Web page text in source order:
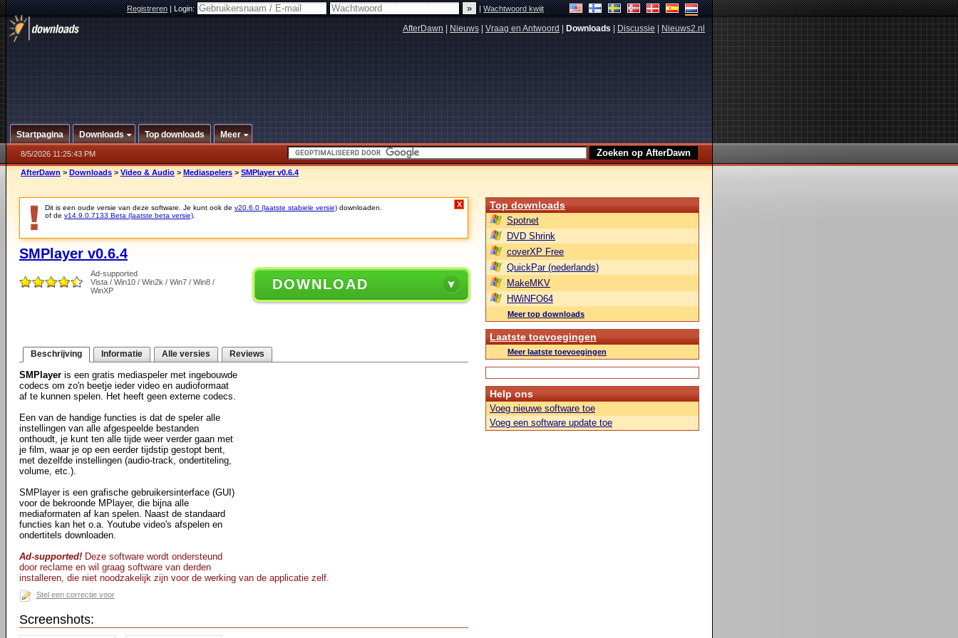
Registreren|Login: |Wachtwoord kwijt
AfterDawn Nieuws Vraag en Antwoord Downloads Discussie Nieuws2.nl
Startpagina Downloads Top downloads Meer
8/5/2026 11:25:43 PM
AfterDawn > Downloads > Video & Audio > Mediaspelers > SMPlayer v0.6.4
Dit is een oude versie van deze software. Je kunt ook de v20.6.0 (laatste stabiele versie) downloaden.
of de v14.9.0.7133 Beta (laatste beta versie)
X
SMPlayer v0.6.4
Ad-supported
Vista / Win10 / Win2k / Win7 / Win8 /
WinXP
DOWNLOAD
Beschrijving Informatie Alle versies Reviews
SMPlayer is een gratis mediaspeler met ingebouwde
codecs om zo'n beetje ieder video en audioformaat
af te kunnen spelen. Het heeft geen externe codecs.
Een van de handige functies is dat de speler alle
instellingen van alle afgespeelde bestanden
onthoudt, je kunt ten alle tijde weer verder gaan met
je film, waar je op een eerder tijdstip gestopt bent,
met dezelfde instellingen (audio-track, ondertiteling,
volume, etc.).
SMPlayer is een grafische gebruikersinterface (GUI)
voor de bekroonde MPlayer, die bijna alle
mediaformaten af kan spelen. Naast de standaard
functies kan het o.a. Youtube video's afspelen en
ondertitels downloaden.
Ad-supported! Deze software wordt ondersteund
door reclame en wil graag software van derden
installeren, die niet noodzakelijk zijn voor de werking van de applicatie zelf.
Stel een correctie voor
Screenshots:
Top downloads
Spotnet
DVD Shrink
coverXP Free
QuickPar (nederlands)
MakeMKV
HWiNFO64
Meer top downloads
Laatste toevoegingen
Meer laatste toevoegingen
Help ons
Voeg nieuwe software toe
Voeg een software update toe